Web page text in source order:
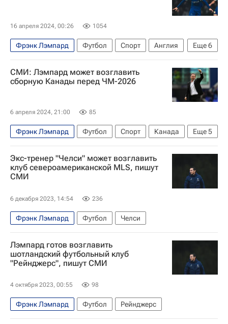
16 апреля 2024, 00:26 1054
Еще6
Фрэнк Лэмпард Футбол Спорт
Англия
Лондон
Конор Галлахер
Челси
Эвертон
Астон Вилла
СМИ: Лэмпард может возглавить
сборную Канады перед ЧМ-2026
6 апреля 2024, 21:00 85
Еще5
Фрэнк Лэмпард Футбол Спорт
Канада
США
Мексика Челси
Дерби Каунти
Эвертон
Экс-тренер "Челси" может возглавить
клуб североамериканской MLS, пишут
СМИ
6 декабря 2023, 14:54 236
Фрэнк Лэмпард Футбол Челси
Лэмпард готов возглавить
шотландский футбольный клуб
"Рейнджерс", пишут СМИ
4 октября 2023, 00:55 98
Фрэнк Лэмпард Футбол Рейнджерс